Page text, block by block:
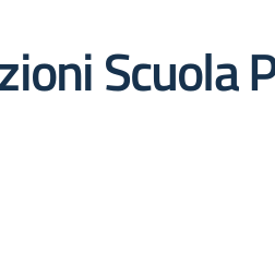
Scuola